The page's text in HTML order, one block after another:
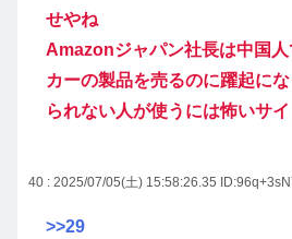
せやね
Amazonジャパン社長は中国
カーの製品を売るのに躍起に
られない人が使うには怖いサ
40 : 2025/07/05(土) 15:58:26.35
>>29